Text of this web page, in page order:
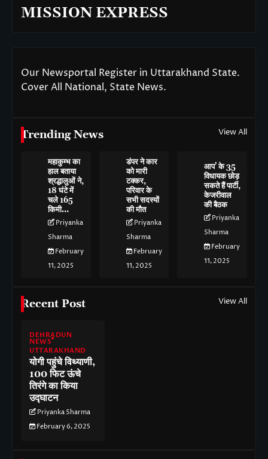
MISSION EXPRESS
Our Newsportal Register in Uttarakhand State.
Cover All National, State News.
Trending News View All
महाकुम्भ का
हाल बताया
श्रद्धालुओं ने,
18 घंटे में
चले 165
किमी…
Priyanka
Sharma
February
11, 2025
डंपर ने कार
को मारी
टक्कर,
परिवार के
सभी सदस्यों
की मौत
Priyanka
Sharma
February
11, 2025
आप’ के 35
विधायक छोड़
सकते हैं पार्टी,
केजरीवाल
की बैठक
Priyanka
Sharma
February
11, 2025
Recent Post View All
DEHRADUN
NEWS
UTTARAKHAND
योगी पहुंचे विथ्याणी,
100 फिट ऊंचे
तिरंगे का किया
उद्घाटन
Priyanka Sharma
February 6, 2025